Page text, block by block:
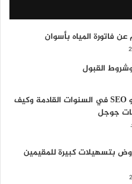
عن فاتورة المياه بأسوان
القبول
مستقبل السيو SEO في السنوات القادمة وكيف
جوجل
بتسهيلات كبيرة للمقيمين